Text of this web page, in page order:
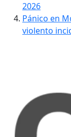
2026
Pánico en
violento